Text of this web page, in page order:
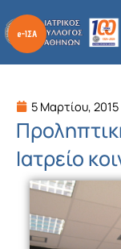
στο
περιεχόμενο
5 Μαρτίου, 2015
Ιατρείο